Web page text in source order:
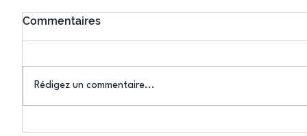
Commentaires
Rédigez un commentaire...